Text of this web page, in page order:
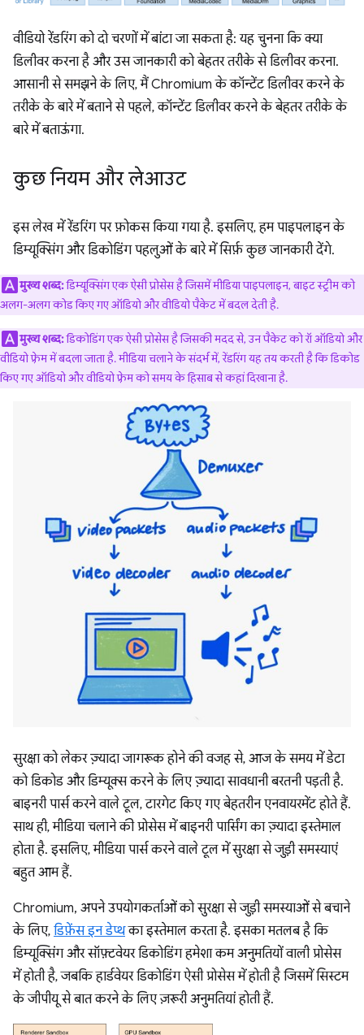
वीडियो रेंडरिंग को दो चरणों में बांटा जा सकता है: यह चुनना कि क्या
डिलीवर करना है और उस जानकारी को बेहतर तरीके से डिलीवर करना.
आसानी से समझने के लिए, मैं Chromium के कॉन्टेंट डिलीवर करने के
तरीके के बारे में बताने से पहले, कॉन्टेंट डिलीवर करने के बेहतर तरीके के
बारे में बताऊंगा.
कुछ नियम और लेआउट
इस लेख में रेंडरिंग पर फ़ोकस किया गया है. इसलिए, हम पाइपलाइन के
डिम्यूक्सिंग और डिकोडिंग पहलुओं के बारे में सिर्फ़ कुछ जानकारी देंगे.
मुख्य शब्द:डिम्यूक्सिंग एक ऐसी प्रोसेस है जिसमें मीडिया पाइपलाइन, बाइट स्ट्रीम को
अलग-अलग कोड किए गए ऑडियो और वीडियो पैकेट में बदल देती है.
मुख्य शब्द:डिकोडिंग एक ऐसी प्रोसेस है जिसकी मदद से, उन पैकेट को रॉ ऑडियो और
वीडियो फ़्रेम में बदला जाता है. मीडिया चलाने के संदर्भ में, रेंडरिंग यह तय करती है कि डिकोड
किए गए ऑडियो और वीडियो फ़्रेम को समय के हिसाब से कहां दिखाना है.
सुरक्षा को लेकर ज़्यादा जागरूक होने की वजह से, आज के समय में डेटा
को डिकोड और डिम्यूक्स करने के लिए ज़्यादा सावधानी बरतनी पड़ती है.
बाइनरी पार्स करने वाले टूल, टारगेट किए गए बेहतरीन एनवायरमेंट होते हैं.
साथ ही, मीडिया चलाने की प्रोसेस में बाइनरी पार्सिंग का ज़्यादा इस्तेमाल
होता है. इसलिए, मीडिया पार्स करने वाले टूल में सुरक्षा से जुड़ी समस्याएं
बहुत आम हैं.
Chromium, अपने उपयोगकर्ताओं को सुरक्षा से जुड़ी समस्याओं से बचाने
के लिए, डिफ़ेंस इन डेप्थका इस्तेमाल करता है. इसका मतलब है कि
डिम्यूक्सिंग और सॉफ़्टवेयर डिकोडिंग हमेशा कम अनुमतियों वाली प्रोसेस
में होती है, जबकि हार्डवेयर डिकोडिंग ऐसी प्रोसेस में होती है जिसमें सिस्टम
के जीपीयू से बात करने के लिए ज़रूरी अनुमतियां होती हैं.